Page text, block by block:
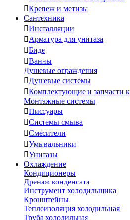
Крепеж и метизы
Сантехника
Инсталляции
Арматура для унитаза
Биде
Ванны
Душевые ограждения
Душевые системы
Комплектующие и запчасти
Монтажные системы
Писсуары
Системы смыва
Смесители
Умывальники
Унитазы
Охлаждение
Кондиционеры
Дренаж конденсата
Инструмент холодильщика
Кронштейны
Теплоизоляция холодильная
Труба холодильная